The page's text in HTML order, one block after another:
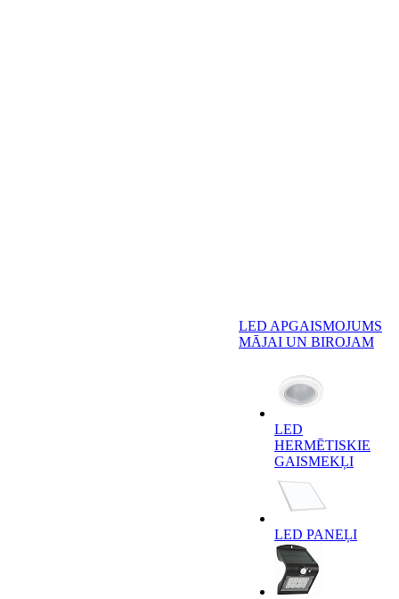
LED APGAISMOJUMS
MĀJAI UN BIROJAM
LED
HERMĒTISKIE
GAISMEKĻI
LED PANEĻI